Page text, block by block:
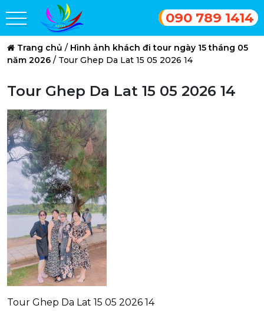
090 789 1414
Trang chủ / Hình ảnh khách đi tour ngày 15 tháng 05
năm 2026 / Tour Ghep Da Lat 15 05 2026 14
Tour Ghep Da Lat 15 05 2026 14
Tour Ghep Da Lat 15 05 2026 14